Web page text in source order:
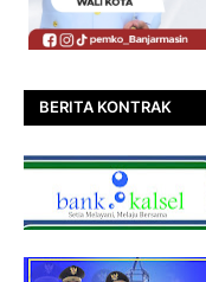
BERITA KONTRAK